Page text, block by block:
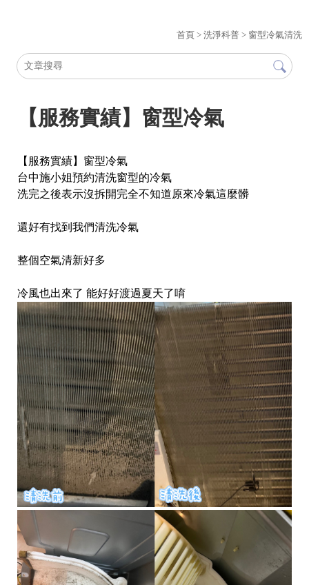
首頁 > 洗淨科普 > 窗型冷氣清洗
【服務實績】窗型冷氣
【服務實績】窗型冷氣
台中施小姐預約清洗窗型的冷氣
洗完之後表示沒拆開完全不知道原來冷氣這麼髒
還好有找到我們清洗冷氣
整個空氣清新好多
冷風也出來了 能好好渡過夏天了唷